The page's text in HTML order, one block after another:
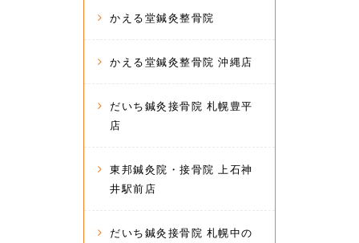
かえる堂鍼灸整骨院
かえる堂鍼灸整骨院 沖縄店
だいち鍼灸接骨院 札幌豊平
店
東邦鍼灸院・接骨院 上石神
井駅前店
だいち鍼灸接骨院 札幌中の